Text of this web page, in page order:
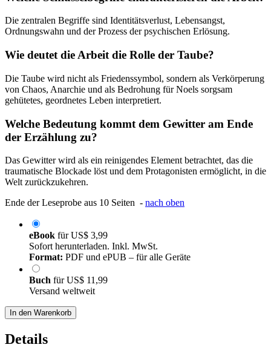
Die zentralen Begriffe sind Identitätsverlust, Lebensangst,
Ordnungswahn und der Prozess der psychischen Erlösung.
Wie deutet die Arbeit die Rolle der Taube?
Die Taube wird nicht als Friedenssymbol, sondern als Verkörperung
von Chaos, Anarchie und als Bedrohung für Noels sorgsam
gehütetes, geordnetes Leben interpretiert.
Welche Bedeutung kommt dem Gewitter am Ende
der Erzählung zu?
Das Gewitter wird als ein reinigendes Element betrachtet, das die
traumatische Blockade löst und dem Protagonisten ermöglicht, in die
Welt zurückzukehren.
Ende der Leseprobe aus 10 Seiten - nach oben
eBook fürUS$ 3,99
Sofort herunterladen. Inkl. MwSt.
Format: PDF und ePUB – für alle Geräte
Buch fürUS$ 11,99
Versand weltweit
In den Warenkorb
Details